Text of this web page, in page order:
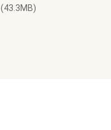
(43.3MB)